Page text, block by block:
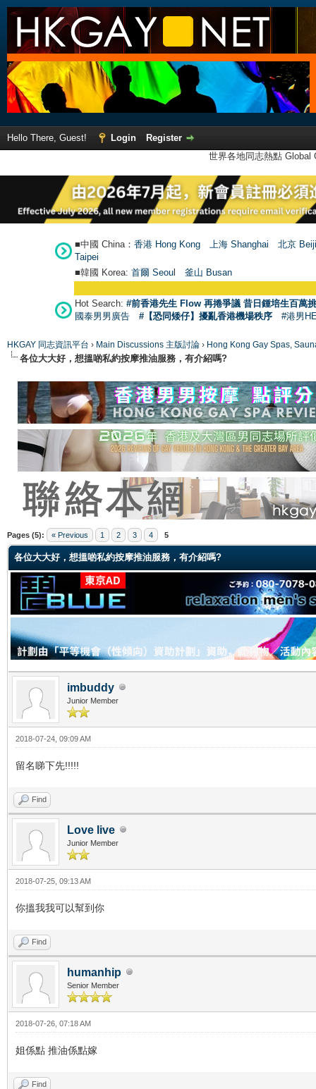
Hello There, Guest! Login
Register
世界各地同志熱點
■中國 China： 香港 Hong Kong 上海 Shanghai
北京
Taipei
■韓國 Korea: 首爾 Seoul 釜山 Busan
Hot Search: #前香港先生 Flow 再捲爭議 昔日鍾培生百萬
國泰男男廣告
#【恐同矮仔】擾亂香港機場秩序 #港男
HKGAY 同志資訊平台 › Main Discussions 主版討論 › Hong Kong Gay Spas,
各位大大好，想搵啲私約按摩推油服務，有介紹嗎?
Pages (5): « Previous 1 2 3 4 5
各位大大好，想搵啲私約按摩推油服務，有介紹嗎?
imbuddy
Junior Member
2018-07-24, 09:09 AM
留名睇下先!!!!!
Find
Love live
Junior Member
2018-07-25, 09:13 AM
你搵我我可以幫到你
Find
humanhip
Senior Member
2018-07-26, 07:18 AM
姐係點 推油係點嫁
Find